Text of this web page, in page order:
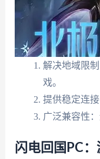
解决地域限
戏。
提供稳定连
广泛兼容性：
闪电回国PC